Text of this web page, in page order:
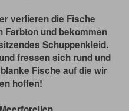
verlieren die Fische
und bekommen
Schuppenkleid.
fressen sich rund und
Fische auf die wir
hoffen!